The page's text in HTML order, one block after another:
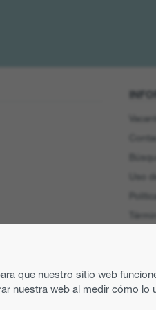
que nuestro sitio web
nuestra web al medir cómo
Uso
EU